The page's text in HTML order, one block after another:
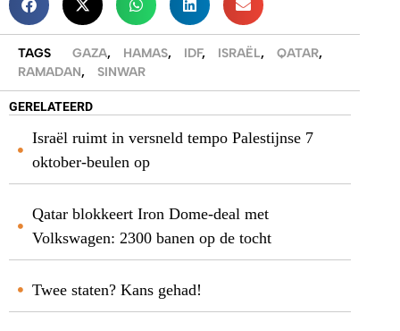
TAGS GAZA, HAMAS, IDF, ISRAËL, QATAR,
RAMADAN, SINWAR
GERELATEERD
Israël ruimt in versneld tempo Palestijnse 7
oktober-beulen op
Qatar blokkeert Iron Dome-deal met
Volkswagen: 2300 banen op de tocht
Twee staten? Kans gehad!